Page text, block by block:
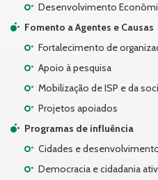
Desenvolvimento
Fomento a Agentes e Causas
Fortalecimento de
Apoio à pesquisa
Mobilização de ISP e da
Projetos apoiados
Programas de influência
Cidades e
Democracia e cidadania